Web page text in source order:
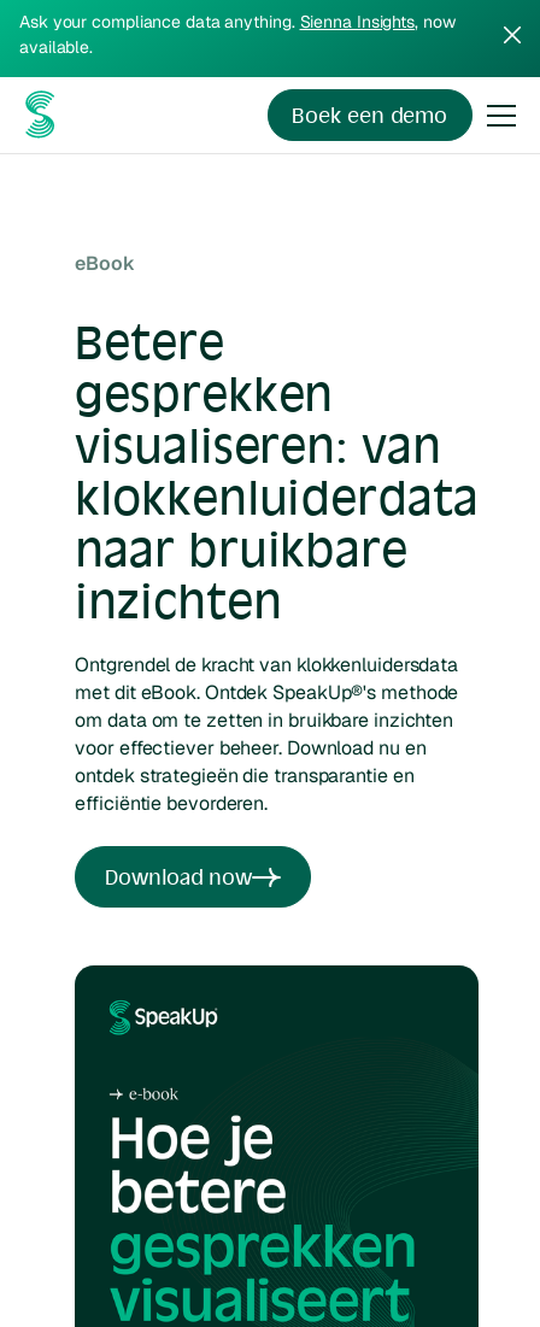
Ask your compliance data anything. Sienna Insights, now
available.
Boek een demo
eBook
Betere
gesprekken
visualiseren: van
klokkenluiderdata
naar bruikbare
inzichten
Ontgrendel de kracht van klokkenluidersdata
met dit eBook. Ontdek SpeakUp®'s methode
om data om te zetten in bruikbare inzichten
voor effectiever beheer. Download nu en
ontdek strategieën die transparantie en
efficiëntie bevorderen.
Download now